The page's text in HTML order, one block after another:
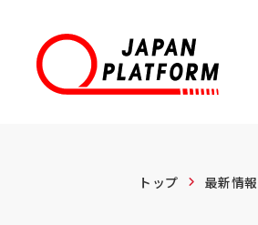
トップ 最新情報